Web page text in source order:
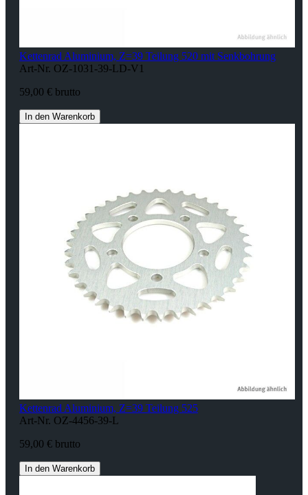
Kettenrad Aluminium, Z=39 Teilung 520 mit Senkbohrung
Art-Nr. OZ-1031-39-LD-V1
59,00 € brutto
In den Warenkorb
Kettenrad Aluminium, Z=39 Teilung 525
Art-Nr. OZ-4456-39-L
59,00 € brutto
In den Warenkorb